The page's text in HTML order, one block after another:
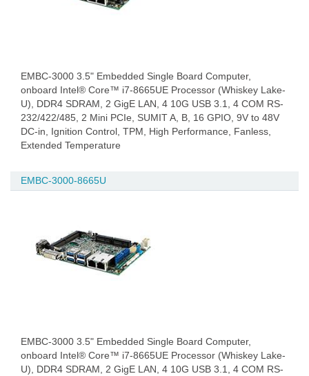
EMBC-3000 3.5" Embedded Single Board Computer,
onboard Intel® Core™ i7-8665UE Processor (Whiskey Lake-
U), DDR4 SDRAM, 2 GigE LAN, 4 10G USB 3.1, 4 COM RS-
232/422/485, 2 Mini PCIe, SUMIT A, B, 16 GPIO, 9V to 48V
DC-in, Ignition Control, TPM, High Performance, Fanless,
Extended Temperature
EMBC-3000-8665U
EMBC-3000 3.5" Embedded Single Board Computer,
onboard Intel® Core™ i7-8665UE Processor (Whiskey Lake-
U), DDR4 SDRAM, 2 GigE LAN, 4 10G USB 3.1, 4 COM RS-